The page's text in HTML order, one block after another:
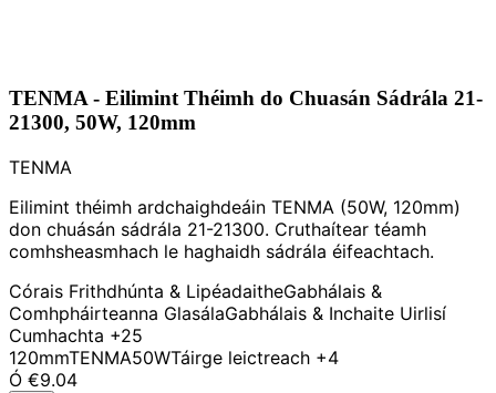
TENMA - Eilimint Théimh do Chuasán Sádrála 21-
21300, 50W, 120mm
TENMA
Eilimint théimh ardchaighdeáin TENMA (50W, 120mm)
don chuásán sádrála 21-21300. Cruthaítear téamh
comhsheasmhach le haghaidh sádrála éifeachtach.
Córais Frithdhúnta & LipéadaitheGabhálais &
Comhpháirteanna GlasálaGabhálais & Inchaite Uirlisí
Cumhachta +25
120mmTENMA50WTáirge leictreach +4
Ó €9.04